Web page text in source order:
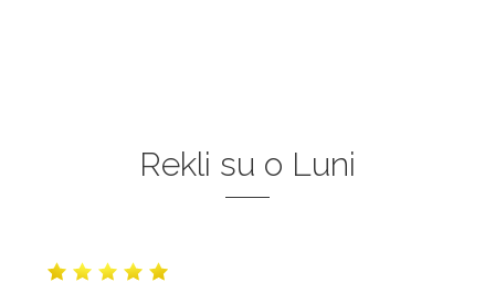
Rekli su o Luni